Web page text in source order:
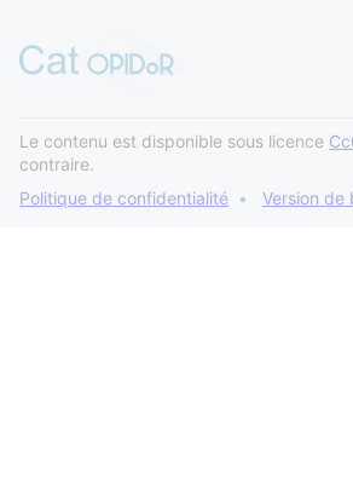
Le contenu est disponible sous licence
contraire.
Politique de confidentialité
Version de